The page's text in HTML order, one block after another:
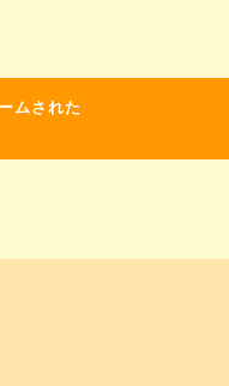
ムされた